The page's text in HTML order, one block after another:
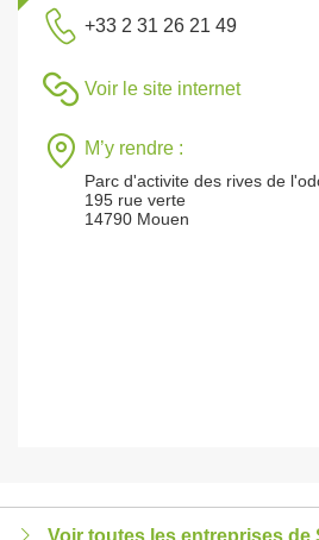
+33 2 31 26 21 49
Voir le site internet
M’y rendre :
Parc d'activite des rives de
195 rue verte
14790 Mouen
Voir toutes les entreprises